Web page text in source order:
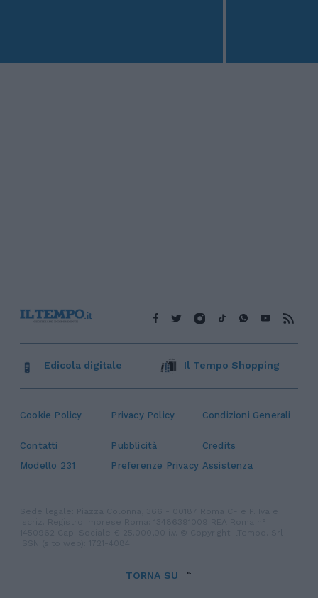
Cookie Policy Privacy Policy Condizioni Generali
Contatti Pubblicità
Credits
Modello 231
Preferenze Privacy Assistenza
Edicola digitale Il Tempo Shopping
TORNA SU